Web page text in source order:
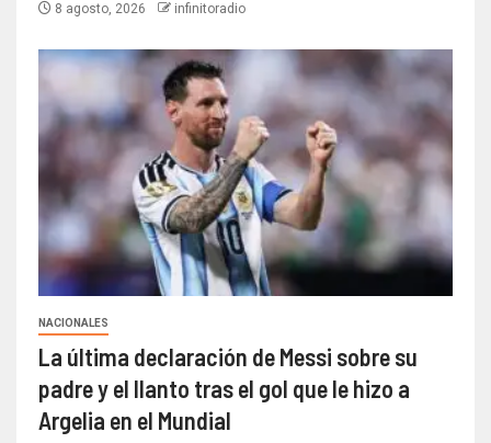
8 agosto, 2026 infinitoradio
NACIONALES
La última declaración de Messi sobre su
padre y el llanto tras el gol que le hizo a
Argelia en el Mundial